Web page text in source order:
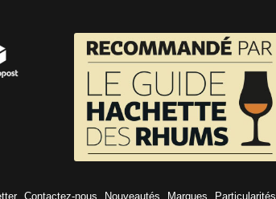
Contactez-nous Nouveautés Marques Particularités